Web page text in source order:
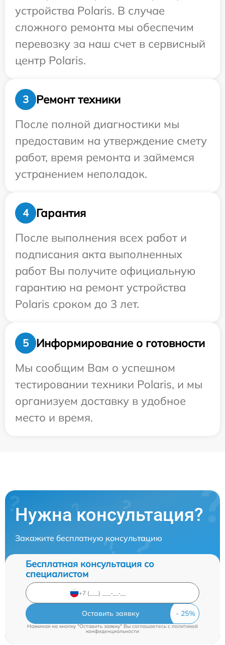
устройства Polaris. В случае
сложного ремонта мы обеспечим
перевозку за наш счет в сервисный
центр Polaris.
3
Ремонт техники
После полной диагностики мы
предоставим на утверждение смету
работ, время ремонта и займемся
устранением неполадок.
4
Гарантия
После выполнения всех работ и
подписания акта выполненных
работ Вы получите официальную
гарантию на ремонт устройства
Polaris сроком до 3 лет.
5
Информирование о готовности
Мы сообщим Вам о успешном
тестировании техники Polaris, и мы
организуем доставку в удобное
место и время.
Нужна консультация?
Закажите бесплатную консультацию
Бесплатная консультация со
специалистом
Оставить заявку
Нажимая на кнопку "Оставить заявку" Вы соглашаетесь cполитикой
конфиденциальности